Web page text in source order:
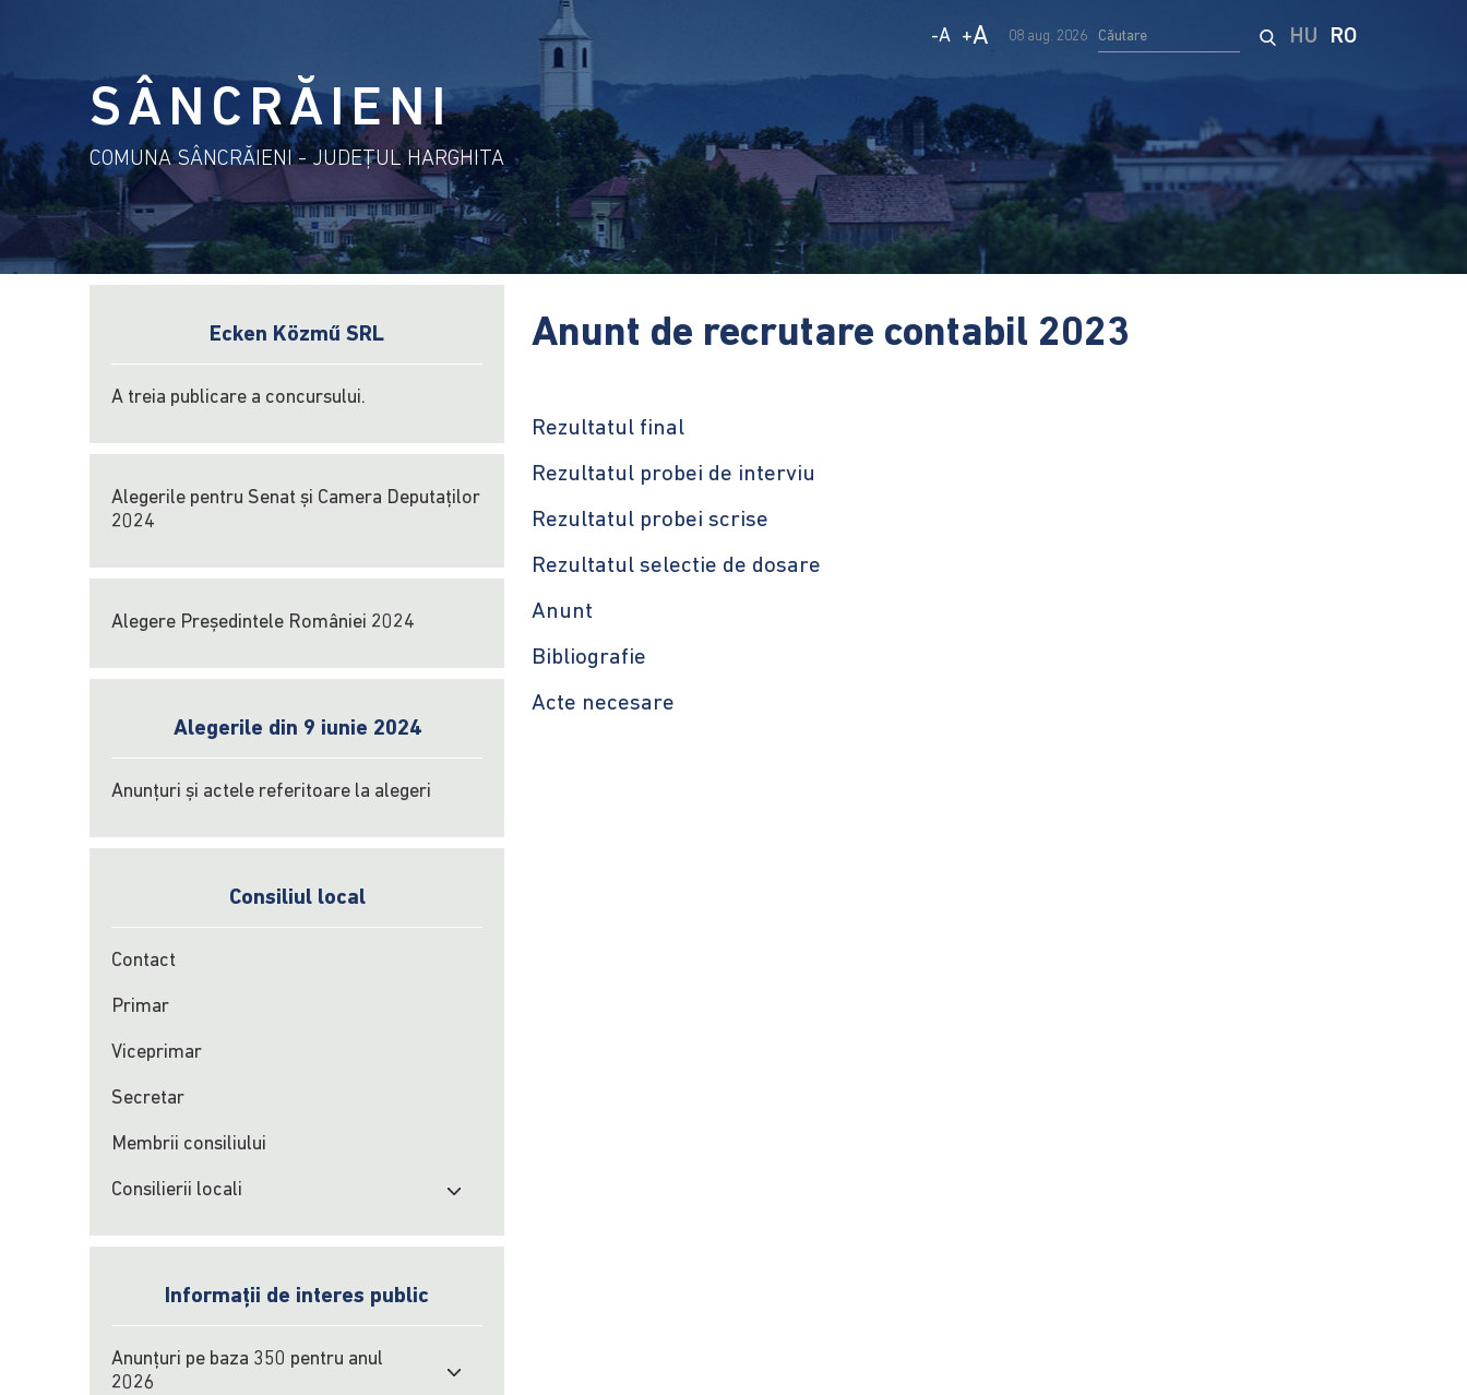
-A +A 08 aug. 2026 HU RO
SÂNCRĂIENI
COMUNA SÂNCRĂIENI - JUDEŢUL HARGHITA
Ecken Közmű SRL
A treia publicare a concursului.
Alegerile pentru Senat și Camera Deputaților
2024
Alegere Președintele României 2024
Alegerile din 9 iunie 2024
Anunțuri și actele referitoare la alegeri
Consiliul local
Contact
Primar
Viceprimar
Secretar
Membrii consiliului
Consilierii locali
Informații de interes public
Anunțuri pe baza 350 pentru anul
2026
Anunt de recrutare contabil 2023
Rezultatul final
Rezultatul probei de interviu
Rezultatul probei scrise
Rezultatul selectie de dosare
Anunt
Bibliografie
Acte necesare